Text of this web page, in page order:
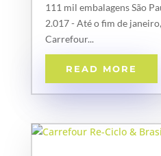
111 mil embalagens São
2.017 - Até o fim de
Carrefour...
READ MORE